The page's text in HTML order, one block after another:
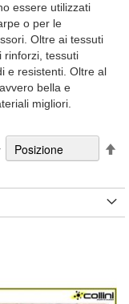
essere utilizzati
o per le
Oltre ai tessuti
rinforzi, tessuti
e resistenti. Oltre al
bella e
migliori.